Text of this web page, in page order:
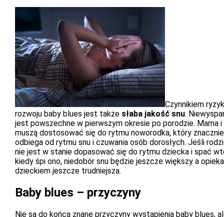
Czynnikiem
rozwoju baby blues jest także słaba jakość snu.
jest powszechne w pierwszym okresie po porodzie. Mama
muszą dostosować się do rytmu noworodka, który znacznie
odbiega od rytmu snu i czuwania osób dorosłych. Jeśli
nie jest w stanie dopasować się do rytmu dziecka i spać
kiedy śpi ono, niedobór snu będzie jeszcze większy a
dzieckiem jeszcze trudniejsza.
Baby blues – przyczyny
Nie są do końca znane przyczyny wystąpienia baby blues,